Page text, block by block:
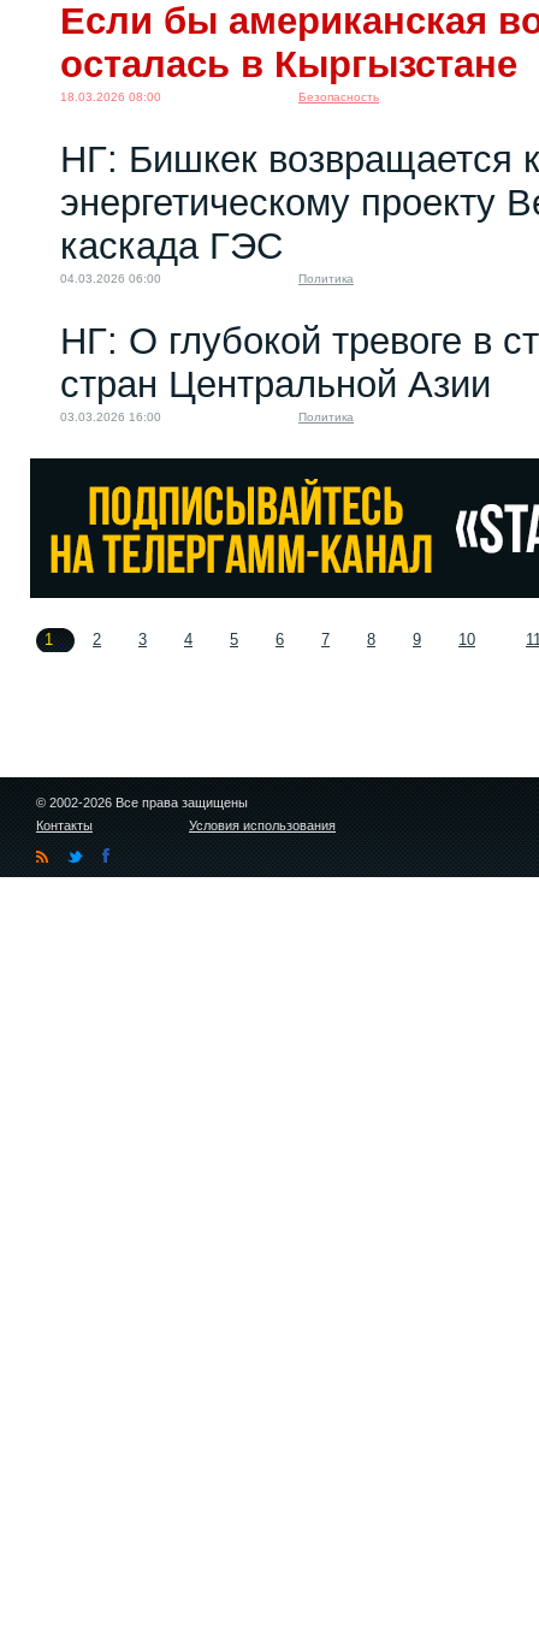
Если бы американская
осталась в Кыргызстане
18.03.2026 08:00 Безопасность
НГ: Бишкек возвращается
энергетическому проекту
каскада ГЭС
04.03.2026 06:00 Политика
НГ: О глубокой тревоге в
стран Центральной Азии
03.03.2026 16:00 Политика
1 2 3 4 5 6 7 8 9 10
© 2002-2026 Все права защищены
Контакты
Условия использования